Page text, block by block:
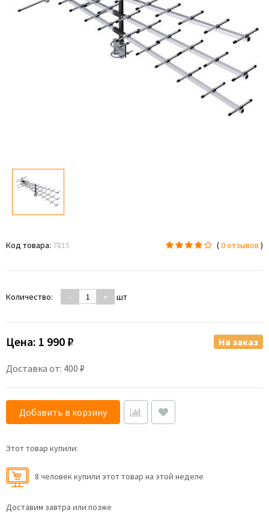
Код товара: 7815 (0 отзывов )
Количество: - + шт
Цена: 1 990 ₽
Доставка от: 400 ₽
На заказ
Добавить в корзину
Этот товар купили:
8 человек купили этот товар на этой неделе
Доставим завтра или позже